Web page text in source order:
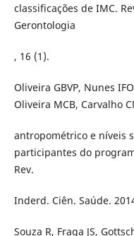
classificações de IMC.
Gerontologia
, 16 (1).
Oliveira GBVP, Nunes
Oliveira MCB, Carvalho
antropométrico e níveis
participantes do
Rev.
Inderd. Ciên. Saúde.
Souza R, Fraga JS,